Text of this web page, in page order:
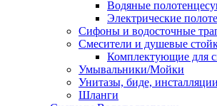
Водяные
Электрические
Сифоны и водосточные
Смесители и душевые
Комплектующие для
Умывальники/Мойки
Унитазы, биде, инсталляции
Шланги